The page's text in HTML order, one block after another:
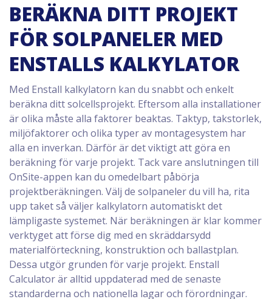
BERÄKNA DITT PROJEKT
FÖR SOLPANELER MED
ENSTALLS KALKYLATOR
Med Enstall kalkylatorn kan du snabbt och enkelt
beräkna ditt solcellsprojekt. Eftersom alla installationer
är olika måste alla faktorer beaktas. Taktyp, takstorlek,
miljöfaktorer och olika typer av montagesystem har
alla en inverkan. Därför är det viktigt att göra en
beräkning för varje projekt. Tack vare anslutningen till
OnSite-appen kan du omedelbart påbörja
projektberäkningen. Välj de solpaneler du vill ha, rita
upp taket så väljer kalkylatorn automatiskt det
lämpligaste systemet. När beräkningen är klar kommer
verktyget att förse dig med en skräddarsydd
materialförteckning, konstruktion och ballastplan.
Dessa utgör grunden för varje projekt. Enstall
Calculator är alltid uppdaterad med de senaste
standarderna och nationella lagar och förordningar.